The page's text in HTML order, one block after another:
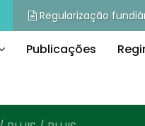
Regularização
Publicações